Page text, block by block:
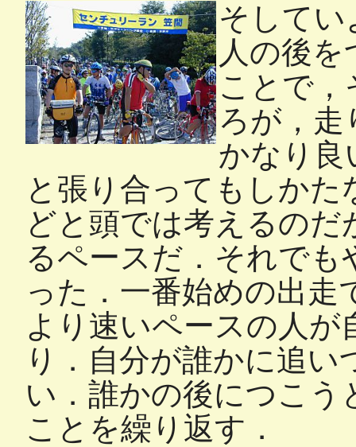
そして
人の後
ことで
ろが，
かなり良
と張り合ってもしか
どと頭では考えるの
るペースだ．それで
った．一番始めの出走
より速いペースの人
り．自分が誰かに追
い．誰かの後につこ
ことを繰り返す．